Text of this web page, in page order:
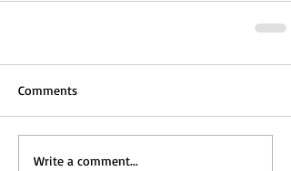
Comments
Write a comment...